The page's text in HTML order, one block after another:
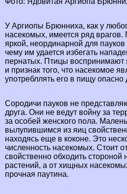
У Аргиопы Брюнниха, как у
насекомых, имеется ряд
яркой, неординарной для пауков
чему им удается избегать
пернатых. Птицы воспринимают
и признак того, что насекомое
употрeбллять его в пищу опасно
Сородичи пауков не
друга. Они не ведут войну за
за особей женского пола.
вылупившимся из яиц
находясь еще в коконе. Это
численность насекомых. Стоит
свойственно обходить
растений, а от хищных
прочная паутина.